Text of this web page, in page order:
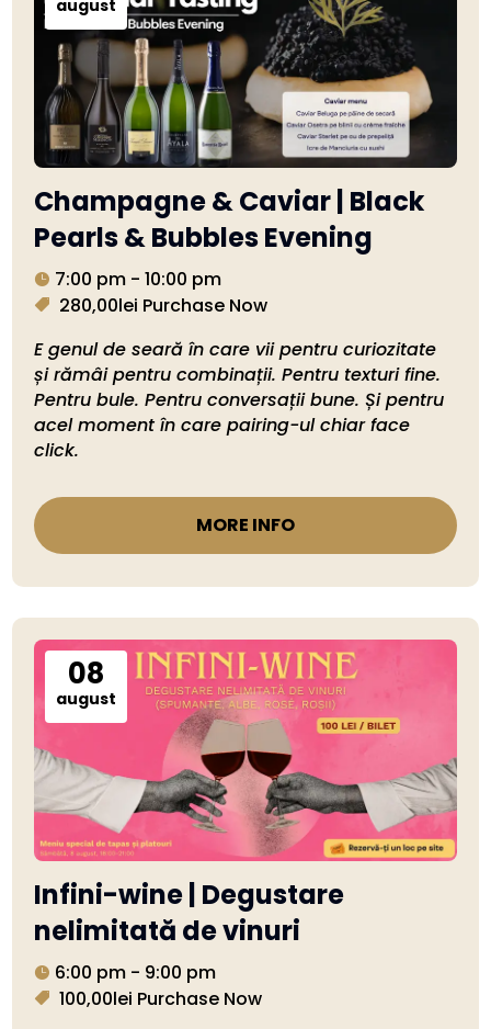
august
Champagne & Caviar | Black
Pearls & Bubbles Evening
7:00 pm - 10:00 pm
280,00lei Purchase Now
E genul de seară în care vii pentru curiozitate
și rămâi pentru combinații. Pentru texturi fine.
Pentru bule. Pentru conversații bune. Și pentru
acel moment în care pairing-ul chiar face
click.
MORE INFO
08
august
Infini-wine | Degustare
nelimitată de vinuri
6:00 pm - 9:00 pm
100,00lei Purchase Now